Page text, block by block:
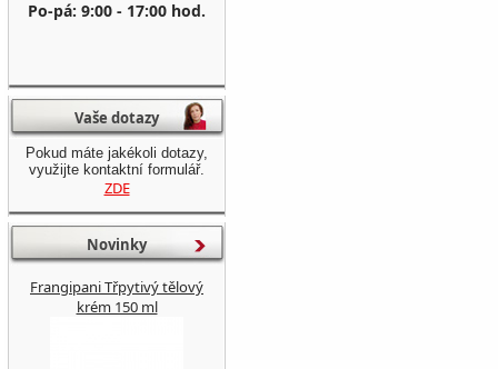
Po-pá: 9:00 - 17:00 hod.
Vaše dotazy
Pokud máte jakékoli dotazy,
využijte kontaktní formulář.
ZDE
Novinky
Frangipani Třpytivý tělový
krém 150 ml